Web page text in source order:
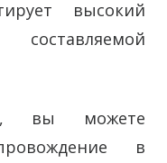
высокий
вы можете
в